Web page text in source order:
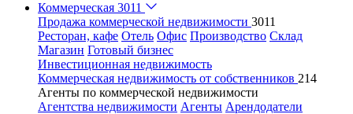
Коммерческая 3011
Продажа коммерческой недвижимости 3011
Ресторан, кафе Отель Офис Производство Склад
Магазин Готовый бизнес
Инвестиционная недвижимость
Коммерческая недвижимость от собственников 214
Агенты по коммерческой недвижимости
Агентства недвижимости Агенты Арендодатели